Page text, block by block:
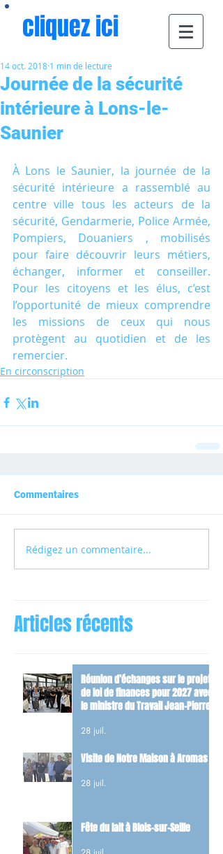
cliquez ici
Journée de la sécurité
intérieure à Lons-le-
Saunier
14 oct. 2018 1 min de lecture
À Lons le Saunier, la journée de la
sécurité intérieure a rassemblé au
centre ville tous les acteurs de la
sécurité, Gendarmerie, Police Armée,
Pompiers, Douaniers , mobilisés
pour faire découvrir leurs métiers,
échanger, informer et conseiller.
Pour les citoyens et les élus, c’est
l’opportunité de mieux comprendre
les missions de ceux qui nous
protègent au quotidien et de les
remercier.
En circonscription
Commentaires
Rédigez un commentaire...
Articles récents
Réunion d’échanges sur le projet
de loi de finances pour 2027 avec
le ministre du Travail Jean-Pierre
28 juil.
Visite de Notre Maison à Aromas
28 juil.
Fête du lait à Blois-sur-Seille